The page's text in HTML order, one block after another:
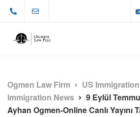
Ogmen Law Firm US
Immigration News
9 Eylül
Ayhan Ogmen-Online Canlı Yayını